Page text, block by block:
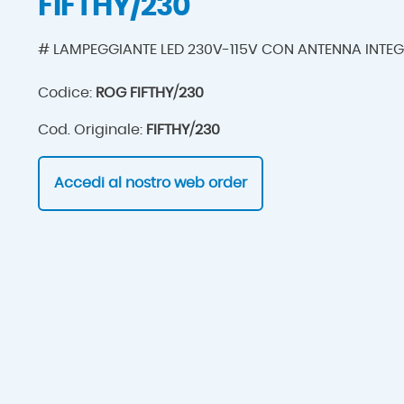
FIFTHY/230
# LAMPEGGIANTE LED 230V-115V CON ANTENNA
Codice: ROG FIFTHY/230
Cod. Originale: FIFTHY/230
Accedi al nostro web order